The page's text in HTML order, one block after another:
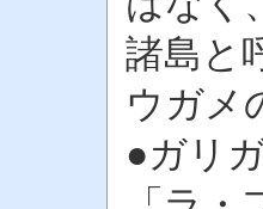
諸島と
ウガメ
●ガリ